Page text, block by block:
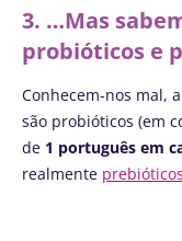
3. …Mas
probióticos e
Conhecem-nos mal,
são probióticos (em
de 1 português em
realmente prebióticos